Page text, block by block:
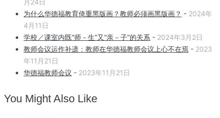
月24日
为什么华德福教育倚重黑版画？教师必须画黑版画？ - 2024年
4月11日
学校／课室内既“师－生”又“亲－子”的关系 - 2024年3月2日
教师会议运作补遗：教师在华德福教师会议上心不在焉 - 2023
年11月21日
华德福教师会议 - 2023年11月21日
You Might Also Like